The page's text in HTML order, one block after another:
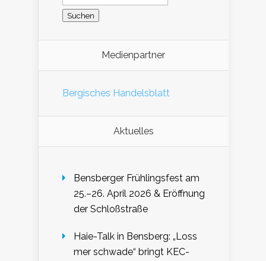
Medienpartner
Bergisches Handelsblatt
Aktuelles
Bensberger Frühlingsfest am
25.–26. April 2026 & Eröffnung
der Schloßstraße
Haie-Talk in Bensberg: „Loss
mer schwade“ bringt KEC-